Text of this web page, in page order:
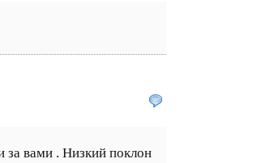
за вами . Низкий поклон